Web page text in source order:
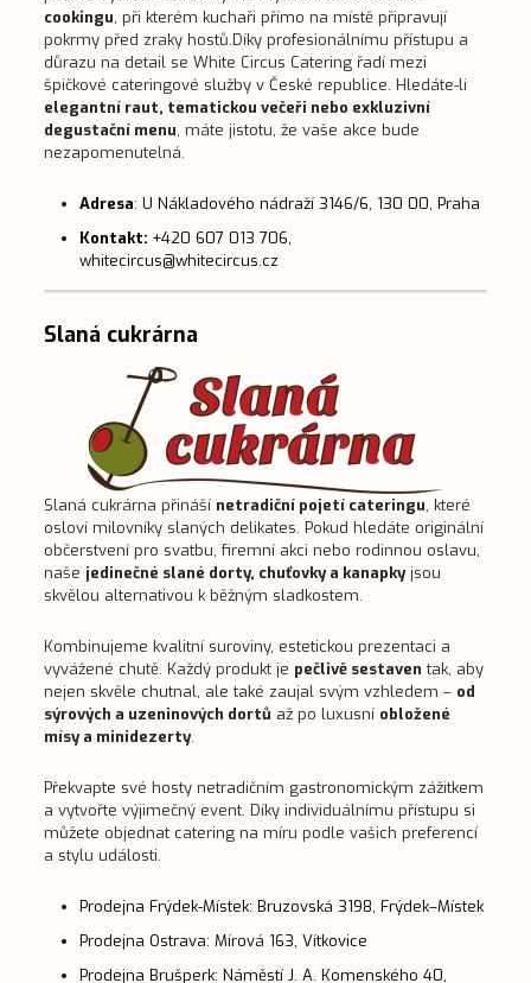
cookingu, při kterém kuchaři přímo na místě připravují
pokrmy před zraky hostů.Díky profesionálnímu přístupu a
důrazu na detail se White Circus Catering řadí mezi
špičkové cateringové služby v České republice. Hledáte-li
elegantní raut, tematickou večeři nebo exkluzivní
degustační menu, máte jistotu, že vaše akce bude
nezapomenutelná.
Adresa: U Nákladového nádraží 3146/6, 130 00, Praha
Kontakt: +420 607 013 706,
whitecircus@whitecircus.cz
Slaná cukrárna
Slaná cukrárna přináší netradiční pojetí cateringu, které
osloví milovníky slaných delikates. Pokud hledáte originální
občerstvení pro svatbu, firemní akci nebo rodinnou oslavu,
naše jedinečné slané dorty, chuťovky a kanapkyjsou
skvělou alternativou k běžným sladkostem.
Kombinujeme kvalitní suroviny, estetickou prezentaci a
vyvážené chutě. Každý produkt je pečlivě sestaven tak, aby
nejen skvěle chutnal, ale také zaujal svým vzhledem – od
sýrových a uzeninových dortů až po luxusní obložené
mísy a minidezerty.
Překvapte své hosty netradičním gastronomickým zážitkem
a vytvořte výjimečný event. Díky individuálnímu přístupu si
můžete objednat catering na míru podle vašich preferencí
a stylu události.
Prodejna Frýdek-Místek: Bruzovská 3198, Frýdek–Místek
Prodejna Ostrava: Mírová 163, Vítkovice
Prodejna Brušperk: Náměstí J. A. Komenského 40,